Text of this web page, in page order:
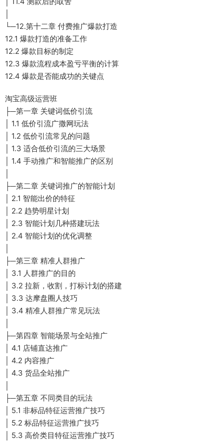
└─12.第十二章 付费推广爆款打造
12.1 爆款打造的准备工作
12.2 爆款目标的制定
12.3 爆款流程成本盈亏平衡的计算
12.4 爆款是否能成功的关键点
淘宝高级运营班
├─第一章 关键词低价引流
│ 1.1 低价引流广撒网玩法
│ 1.2 低价引流常见的问题
│ 1.3 适合低价引流的三大场景
│ 1.4 手动推广和智能推广的区别
├─第二章 关键词推广的智能计划
│ 2.1 智能出价的特征
│ 2.2 趋势明星计划
│ 2.3 智能计划几种搭建玩法
│ 2.4 智能计划的优化调整
├─第三章 精准人群推广
│ 3.1 人群推广的目的
│ 3.2 拉新，收割，打标计划的搭建
│ 3.3 达摩盘圈人技巧
│ 3.4 精准人群推广常见玩法
├─第四章 智能场景与全站推广
│ 4.1 店铺直达推广
│ 4.2 内容推广
│ 4.3 货品全站推广
├─第五章 不同类目的玩法
│ 5.1 非标品特征运营推广技巧
│ 5.2 标品特征运营推广技巧
│ 5.3 高价类目特征运营推广技巧